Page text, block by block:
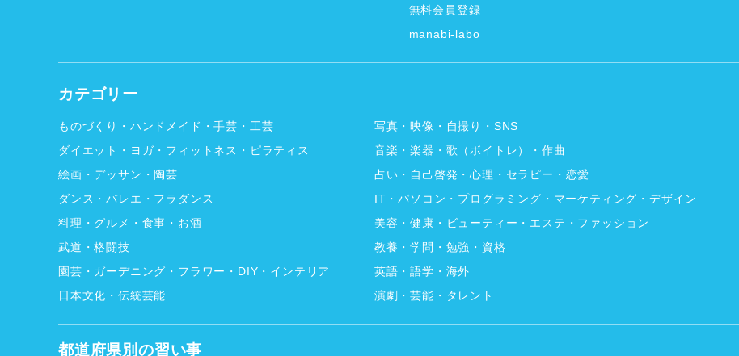
無料会員登録
manabi-labo
カテゴリー
ものづくり・ハンドメイド・手芸・工芸
ダイエット・ヨガ・フィットネス・ピラティス
絵画・デッサン・陶芸
ダンス・バレエ・フラダンス
料理・グルメ・食事・お酒
武道・格闘技
園芸・ガーデニング・フラワー・DIY・インテリア
日本文化・伝統芸能
写真・映像・自撮り・SNS
音楽・楽器・歌（ボイトレ）・作曲
占い・自己啓発・心理・セラピー・恋愛
IT・パソコン・プログラミング・マーケティング・デザイン
美容・健康・ビューティー・エステ・ファッション
教養・学問・勉強・資格
英語・語学・海外
演劇・芸能・タレント
都道府県別の習い事